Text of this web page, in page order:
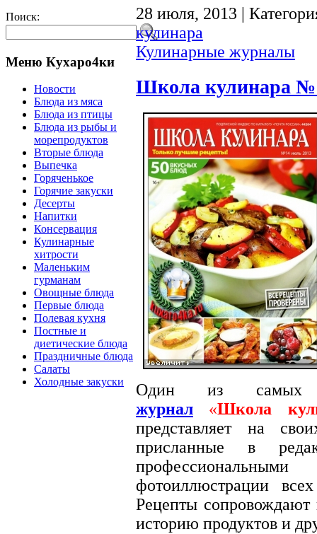
Поиск:
Меню Кухаро4ки
Новости
Блюда из мяса
Блюда из птицы
Блюда из рыбы и
морепродуктов
Вторые блюда
Выпечка
Горяченькое
Горячие закуски
Десерты
Напитки
Консервация
Кулинарные
хитрости
Маленьким
гурманам
Овощные блюда
Первые блюда
Полевая кухня
Постные и
диетические блюда
Праздничные блюда
Салаты
Холодные закуски
28 июля, 2013 |
кулинара
Кулинарные журналы
Школа кулинара
Один из самых
журнал
«Школа
представляет на
присланные в
фотоиллюстрации
Рецепты сопровождают
историю продуктов и